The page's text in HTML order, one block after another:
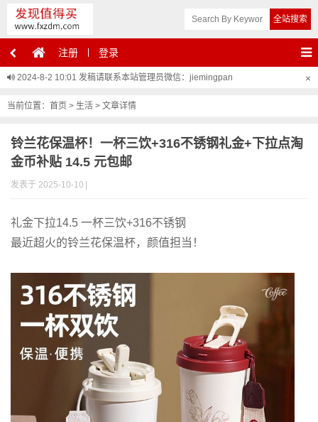
注册 登录
2024-8-2 10:01 发稿请联系本站管理员微信：jiemingpan ×
当前位置： 首页 > 生活 > 文章详情
铃兰花保温杯！一杯三饮+316不锈钢礼金+下拉点淘
金币补贴 14.5 元包邮
发表于 2025-10-10
礼金下拉14.5 一杯三饮+316不锈钢
最近超火的铃兰花保温杯，颜值担当！